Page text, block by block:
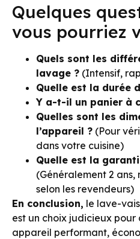
Quelques
vous pourriez
Quels sont les
lavage ? (Intensif,
Quelle est la durée
Y a-t-il un panier à
Quelles sont les
l’appareil ? (Pour
dans votre cuisine)
Quelle est la
(Généralement 2
selon les revendeurs)
En conclusion, le lave-
est un choix judicieux pour
appareil performant,